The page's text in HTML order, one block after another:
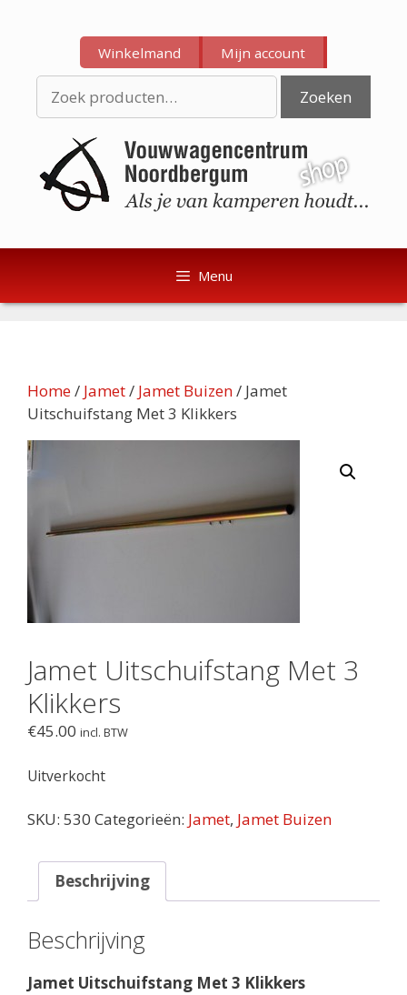
inhoud
inhoud
Winkelmand Mijn account
naar:
Zoeken
Menu
Home/ Jamet/ Jamet Buizen/ Jamet
Uitschuifstang Met 3 Klikkers
Jamet Uitschuifstang Met 3
Klikkers
€45.00 incl. BTW
Uitverkocht
SKU: 530 Categorieën: Jamet, Jamet Buizen
Beschrijving
Beschrijving
Jamet Uitschuifstang Met 3 Klikkers